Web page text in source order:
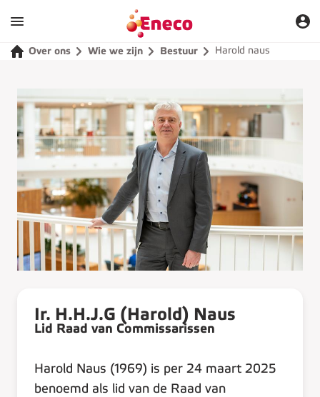
Over ons Wie we zijn Bestuur Harold naus
Ir. H.H.J.G (Harold) Naus
Lid Raad van Commissarissen
Harold Naus (1969) is per 24 maart 2025
benoemd als lid van de Raad van